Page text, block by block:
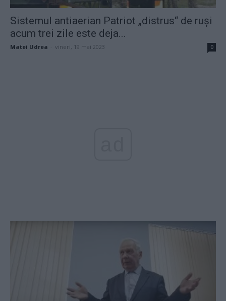
Sistemul antiaerian Patriot „distrus“ de ruși
acum trei zile este deja...
Matei Udrea vineri, 19 mai 2023 0